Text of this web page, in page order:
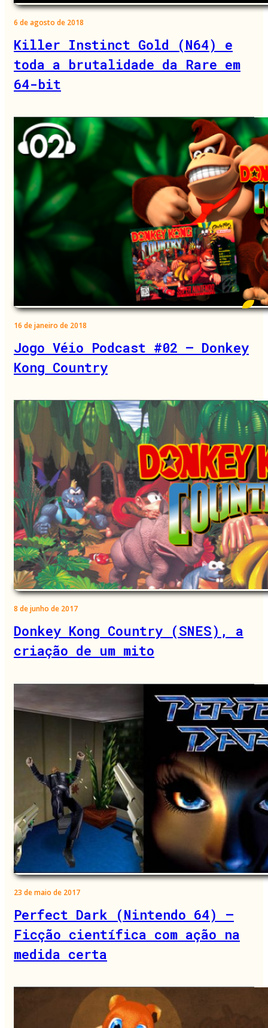
6 de agosto de 2018
Killer Instinct Gold (N64) e
toda a brutalidade da Rare em
64-bit
16 de janeiro de 2018
Jogo Véio Podcast #02 – Donkey
Kong Country
8 de junho de 2017
Donkey Kong Country (SNES), a
criação de um mito
23 de maio de 2017
Perfect Dark (Nintendo 64) –
Ficção científica com ação na
medida certa